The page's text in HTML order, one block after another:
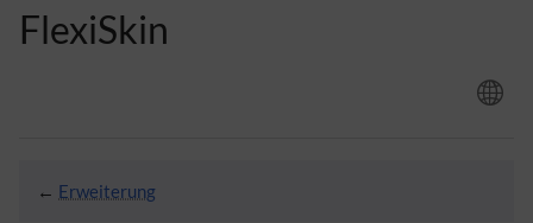
FlexiSkin
← Erweiterung